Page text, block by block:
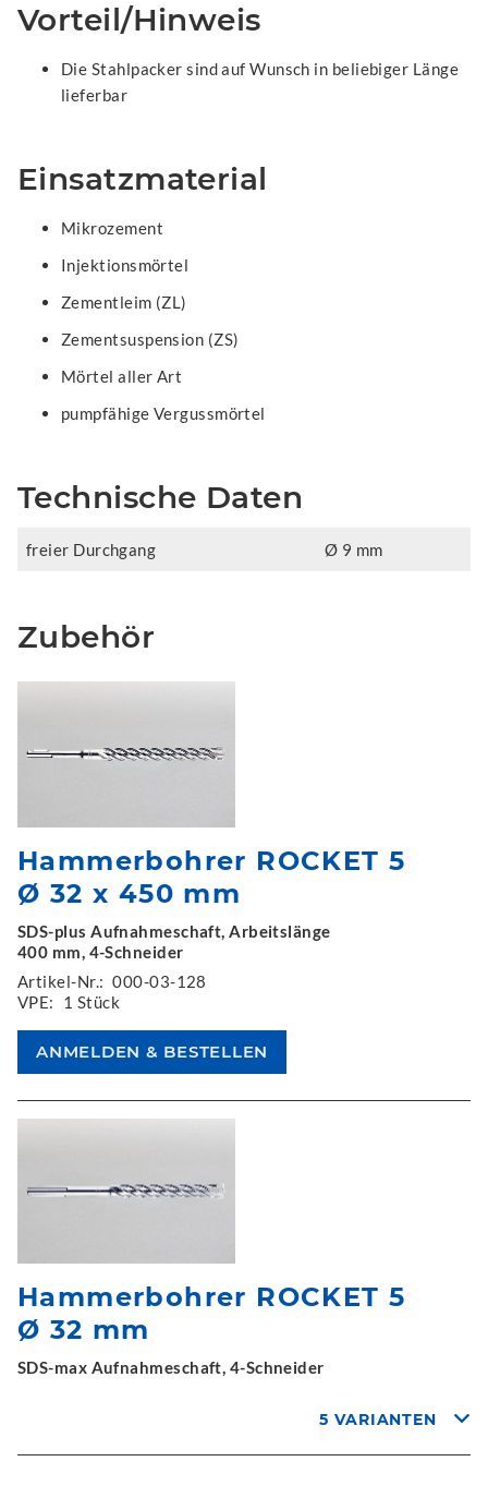
Vorteil/Hinweis
Die Stahlpacker sind auf Wunsch in beliebiger Länge
lieferbar
Einsatzmaterial
Mikrozement
Injektionsmörtel
Zementleim (ZL)
Zementsuspension (ZS)
Mörtel aller Art
pumpfähige Vergussmörtel
Technische Daten
freier Durchgang Ø 9 mm
Zubehör
Hammerbohrer ROCKET 5
Ø 32 x 450 mm
SDS-plus Aufnahmeschaft, Arbeitslänge
400 mm, 4-Schneider
Artikel-Nr.: 000-03-128
VPE:
1 Stück
Hammerbohrer ROCKET 5
Ø 32 mm
SDS-max Aufnahmeschaft, 4-Schneider
5 VARIANTEN